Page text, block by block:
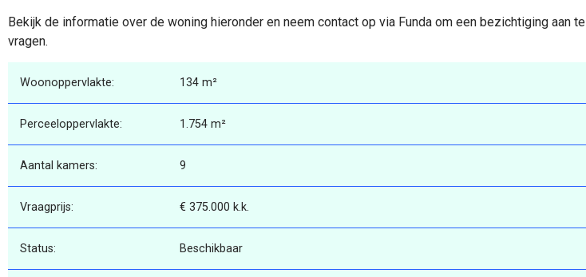
Bekijk de informatie over de woning hieronder en neem contact op via Funda om een bezichtiging aan te
vragen.
Woonoppervlakte: 134 m²
Perceeloppervlakte: 1.754 m²
Aantal kamers: 9
Vraagprijs: € 375.000 k.k.
Status: Beschikbaar